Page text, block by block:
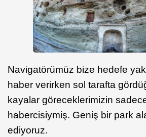
Navigatörümüz bize hedefe
haber verirken sol tarafta
kayalar göreceklerimizin
habercisiymiş. Geniş bir park
ediyoruz.